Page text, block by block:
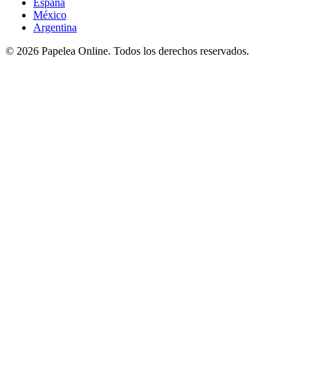
México
Argentina
© 2026 Papelea Online. Todos los derechos reservados.